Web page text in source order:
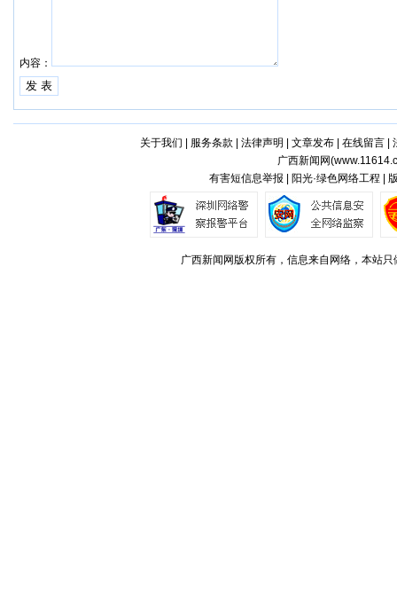
内容：
关于我们 服务条款 法律声明 文章发布| 在线留言|
广西新闻网(
有害短信息举报 | 阳光·绿色网络工程 |
广西新闻网版权所有，信息来自网络，本站